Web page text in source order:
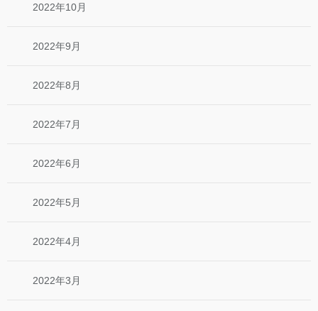
2022年10月
2022年9月
2022年8月
2022年7月
2022年6月
2022年5月
2022年4月
2022年3月